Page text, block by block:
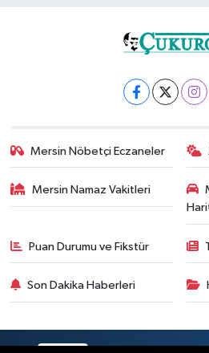
Mersin Nöbetçi Eczaneler
Mersin Namaz Vakitleri
Puan Durumu ve Fikstür
Son Dakika Haberleri